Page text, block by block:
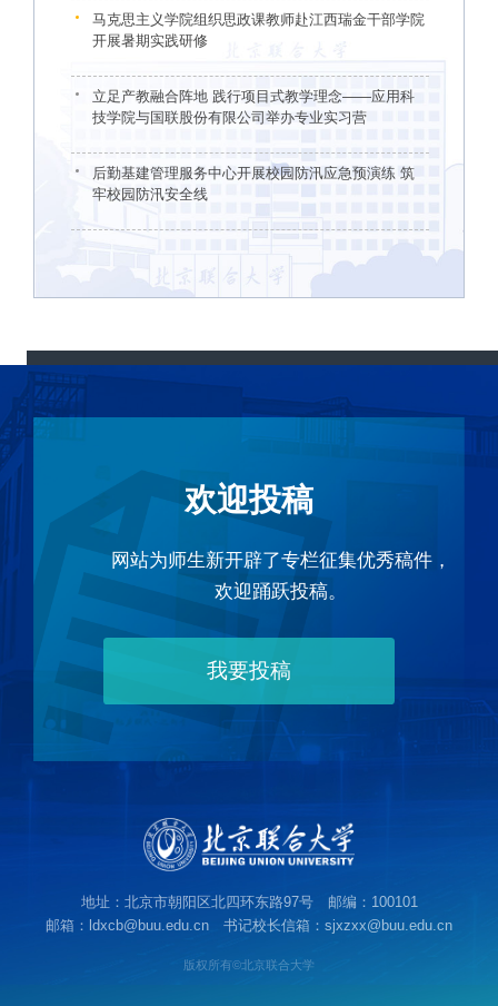
马克思主义学院组织思政课教师赴江西瑞金干部学院
开展暑期实践研修
立足产教融合阵地 践行项目式教学理念——应用科
技学院与国联股份有限公司举办专业实习营
后勤基建管理服务中心开展校园防汛应急预演练 筑
牢校园防汛安全线
欢迎投稿
网站为师生新开辟了专栏征集优秀稿件，
欢迎踊跃投稿。
我要投稿
地址：北京市朝阳区北四环东路97号 邮编：100101
邮箱：ldxcb@buu.edu.cn 书记校长信箱：sjxzxx@buu.edu.cn
版权所有©北京联合大学